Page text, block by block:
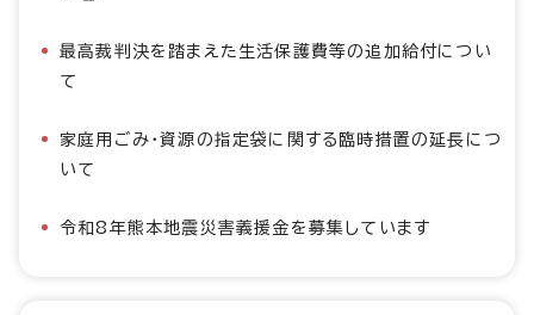
最高裁判決を踏まえた生活保護費等の追加給付につい
て
家庭用ごみ・資源の指定袋に関する臨時措置の延長につ
いて
令和8年熊本地震災害義援金を募集しています